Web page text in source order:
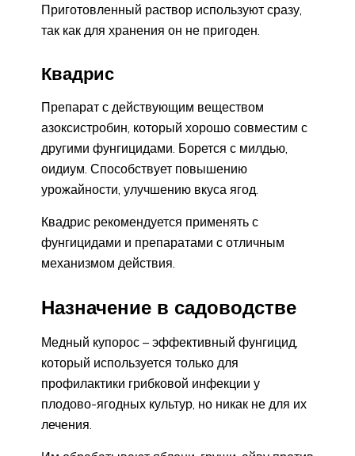
Приготовленный раствор используют сразу,
так как для хранения он не пригоден.
Квадрис
Препарат с действующим веществом
азоксистробин, который хорошо совместим с
другими фунгицидами. Борется с милдью,
оидиум. Способствует повышению
урожайности, улучшению вкуса ягод.
Квадрис рекомендуется применять с
фунгицидами и препаратами с отличным
механизмом действия.
Назначение в садоводстве
Медный купорос – эффективный фунгицид,
который используется только для
профилактики грибковой инфекции у
плодово-ягодных культур, но никак не для их
лечения.